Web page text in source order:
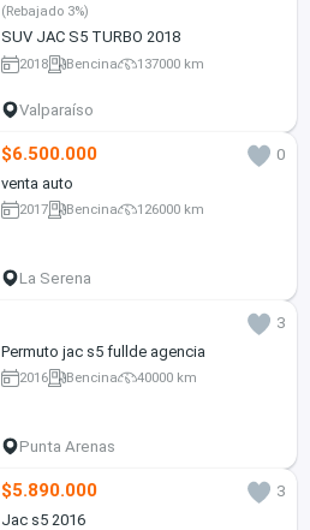
(Rebajado 3%)
SUV JAC S5 TURBO 2018
2018 Bencina 137000 km
Valparaíso
$6.500.000
0
venta auto
2017 Bencina 126000 km
La Serena
3
Permuto jac s5 fullde agencia
2016 Bencina 40000 km
Punta Arenas
$5.890.000
3
Jac s5 2016